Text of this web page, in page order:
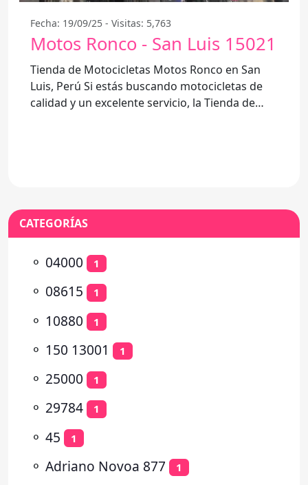
Fecha: 19/09/25 - Visitas: 5,763
Motos Ronco - San Luis 15021
Tienda de Motocicletas Motos Ronco en San
Luis, Perú Si estás buscando motocicletas de
calidad y un excelente servicio, la Tienda de
CATEGORÍAS
⚬ 04000 1
⚬ 08615 1
⚬ 10880 1
⚬ 150 13001 1
⚬ 25000 1
⚬ 29784 1
⚬ 45 1
⚬ Adriano Novoa 877 1